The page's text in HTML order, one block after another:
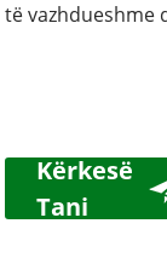
të vazhdueshme
Kërkesë
Tani